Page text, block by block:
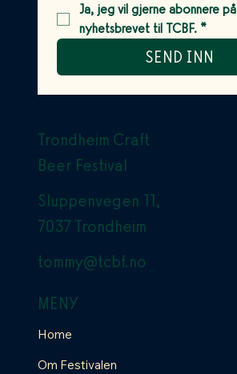
Ja, jeg vil gjerne abonnere på
nyhetsbrevet til TCBF. *
SEND INN
Trondheim Craft
Beer Festival
Sluppenvegen 11,
7037 Trondheim
tommy@tcbf.no
MENY
Home
Om Festivalen